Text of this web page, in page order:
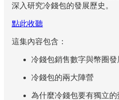
深入研究冷錢包的發展歷史。
點此收聽
這集內容包含：
冷錢包銷售數字與幣圈發
冷錢包的兩大陣營
為什麼冷錢包要有獨立的